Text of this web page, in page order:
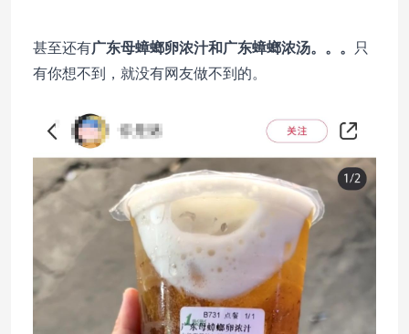
甚至还有广东母蟑螂卵浓汁和广东蟑螂浓汤。。。
只
有你想不到，就没有网友做不到的。